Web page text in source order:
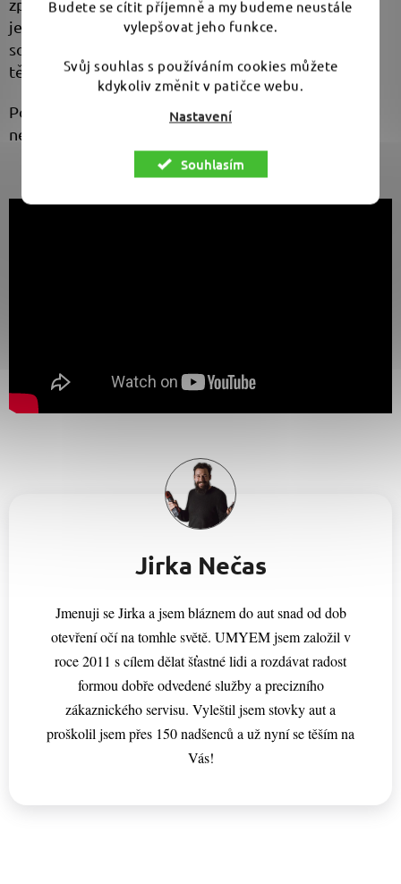
Budete se cítit příjemně a my budeme neustále
vylepšovat jeho funkce.
Svůj souhlas s používáním cookies můžete
kdykoliv změnit v patičce webu.
Nastavení
Souhlasím
zpracováním až po samotný stroj, který překvapí
jednotlivými prvky a nadchne celkovým dojmem. V
současné době je T4500 Pro u nás na dílně a zažívá
těžké časy - testujeme ji 😎.
Porovnání s RUPES již brzy, tak nás sleduj ať to
nepropásneš.
Jirka Nečas
Jmenuji se Jirka a jsem bláznem do aut snad od dob
otevření očí na tomhle světě. UMYEM jsem založil v
roce 2011 s cílem dělat šťastné lidi a rozdávat radost
formou dobře odvedené služby a precizního
zákaznického servisu. Vyleštil jsem stovky aut a
proškolil jsem přes 150 nadšenců a už nyní se těším na
Vás!